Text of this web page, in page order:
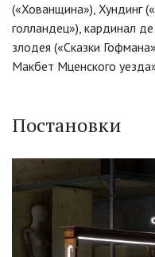
(«Хованщина»), Хундинг
голландец»), кардинал
злодея («Сказки
Макбет Мценского
Постановки